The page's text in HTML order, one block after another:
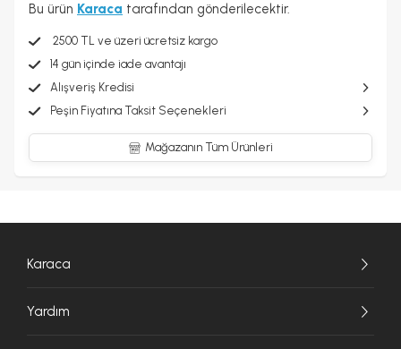
Bu ürün Karaca tarafından gönderilecektir.
2500 TL ve üzeri ücretsiz kargo
14 gün içinde iade avantajı
Alışveriş Kredisi
Peşin Fiyatına Taksit Seçenekleri
Mağazanın Tüm Ürünleri
Karaca
Yardım